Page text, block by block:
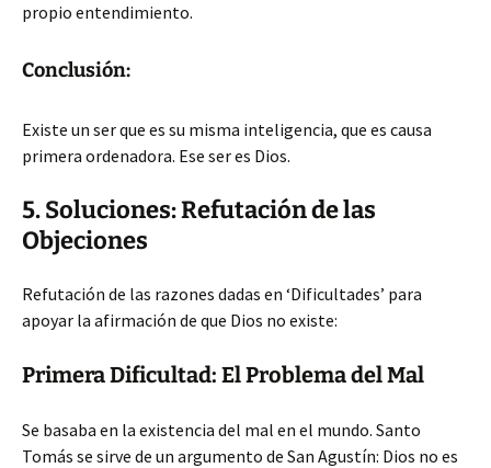
propio entendimiento.
Conclusión:
Existe un ser que es su misma inteligencia, que es causa
primera ordenadora. Ese ser es Dios.
5. Soluciones: Refutación de las
Objeciones
Refutación de las razones dadas en ‘Dificultades’ para
apoyar la afirmación de que Dios no existe:
Primera Dificultad: El Problema del Mal
Se basaba en la existencia del mal en el mundo. Santo
Tomás se sirve de un argumento de San Agustín: Dios no es